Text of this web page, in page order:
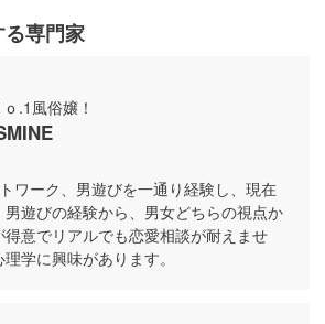
専門家
.1風俗嬢！
ワーク、男遊びを一通り経験し、現在
遊びの経験から、男女どちらの視点か
得意でリアルでも恋愛相談が耐えませ
学に興味があります。